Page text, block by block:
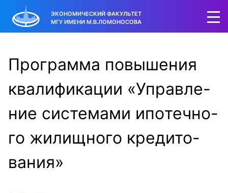
ЭКОНОМИЧЕСКИЙ ФАКУЛЬТЕТ
МГУ ИМЕНИ М.В.ЛОМОНОСОВА
Прог­рамма по­выше­ния
ква­лифи­кации «Управ­ле­
ние сис­те­мами ипо­теч­но­
го жи­лищ­но­го кре­дито­
вания»